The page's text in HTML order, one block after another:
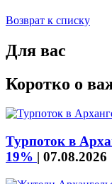
Возврат к списку
Для вас
Коротко о
Турпоток в
19% | 07.08.2026